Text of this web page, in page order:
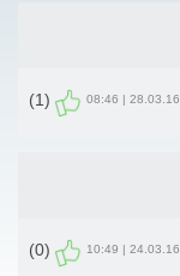
28.03.16 | 08:46
(1)
24.03.16 | 10:49
(0)